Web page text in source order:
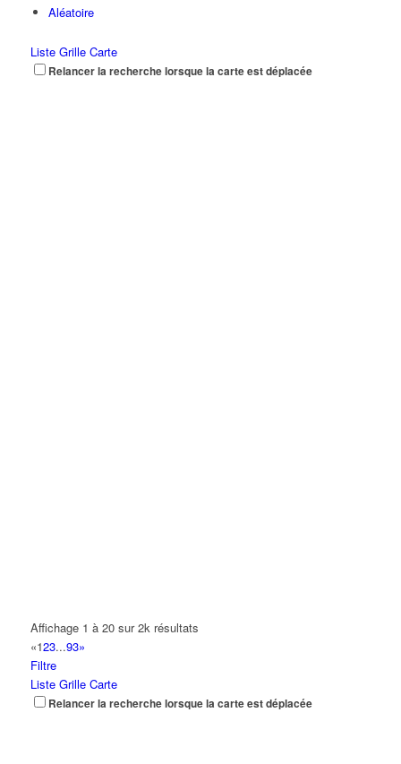
Aléatoire
Liste Grille Carte
Relancer la recherche lorsque la carte est déplacée
Affichage 1 à 20 sur 2k résultats
«123...93»
Filtre
Liste Grille Carte
Relancer la recherche lorsque la carte est déplacée